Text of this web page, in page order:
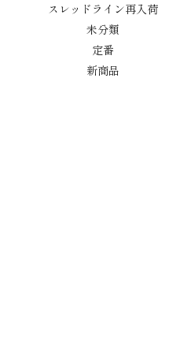
スレッドライン再入荷
未分類
定番
新商品